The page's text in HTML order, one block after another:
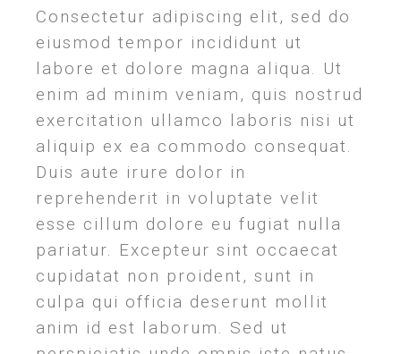
Consectetur adipiscing elit, sed do
eiusmod tempor incididunt ut
labore et dolore magna aliqua. Ut
enim ad minim veniam, quis nostrud
exercitation ullamco laboris nisi ut
aliquip ex ea commodo consequat.
Duis aute irure dolor in
reprehenderit in voluptate velit
esse cillum dolore eu fugiat nulla
pariatur. Excepteur sint occaecat
cupidatat non proident, sunt in
culpa qui officia deserunt mollit
anim id est laborum. Sed ut